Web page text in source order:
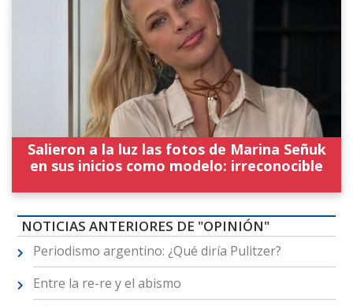
Salieron a la luz las fotos de Marina Señuk
en sus inicios como modelo: irreconocible
NOTICIAS ANTERIORES DE "OPINIÓN"
Periodismo argentino: ¿Qué diría Pulitzer?
Entre la re-re y el abismo